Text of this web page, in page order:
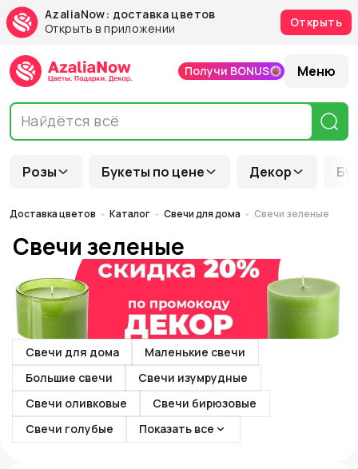
AzaliaNow: доставка цветов
Открыть в приложении
Открыть
Розы Букеты по цене Декор
Получи BONUS Меню
Доставка цветов Каталог Свечи для дома Свечи зеленые
Свечи зеленые
Свечи для дома
Маленькие свечи
Большие свечи
Свечи изумрудные
Свечи оливковые
Свечи бирюзовые
Свечи голубые
Показать все